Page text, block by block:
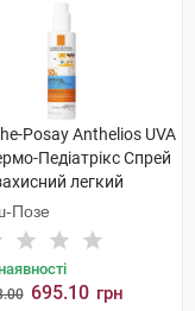
Posay Anthelios UVA
Педіатрікс Спрей
легкий
SPF50+ 200 мл 1
Позе
695.10 грн